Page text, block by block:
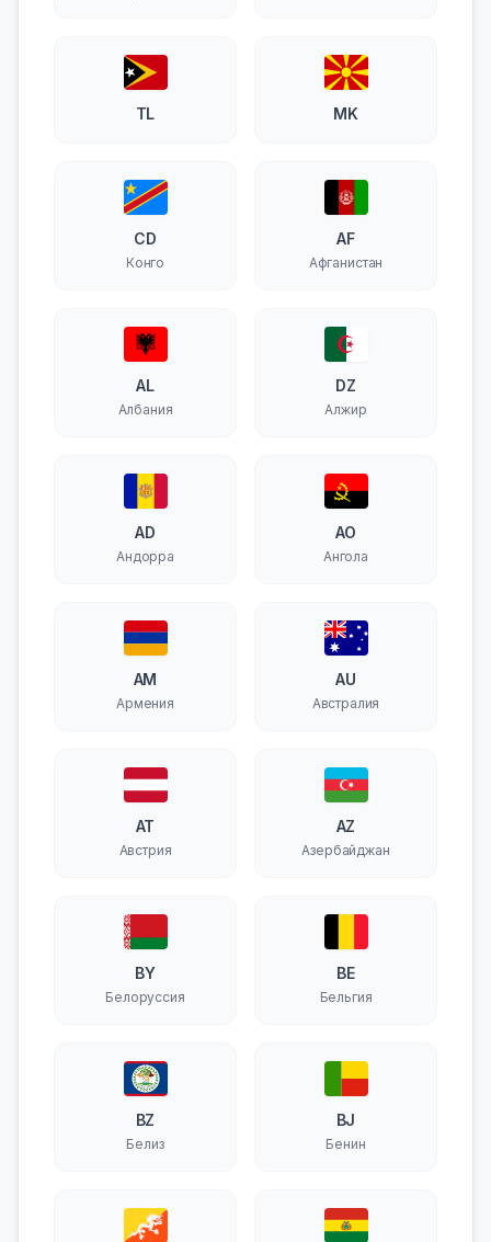
TL MK
CD
Конго
AF
Афганистан
AL
Албания
DZ
Алжир
AD
Андорра
AO
Ангола
AM
Армения
AU
Австралия
AT
Австрия
AZ
Азербайджан
BY
Белоруссия
BE
Бельгия
BZ
Белиз
BJ
Бенин